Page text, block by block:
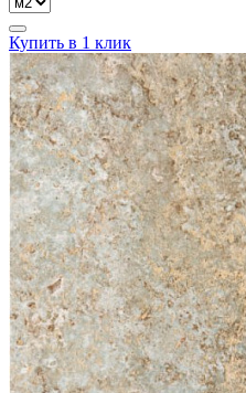
Купить в 1 клик